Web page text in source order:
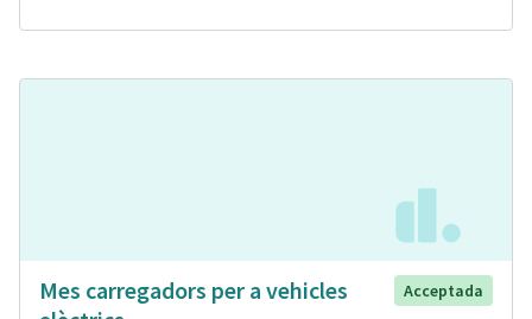
Mes carregadors per a vehicles
Acceptada